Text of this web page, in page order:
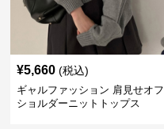
¥5,660 (税込)
ギャルファッション 肩見せオフ
ショルダーニットトップス